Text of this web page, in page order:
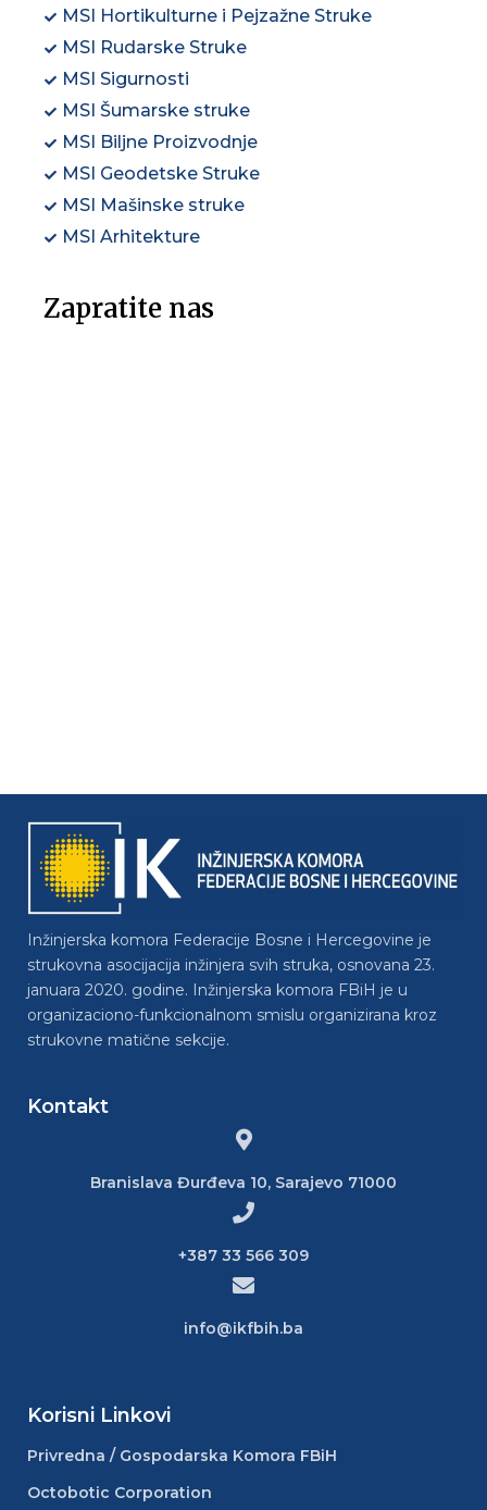
MSI Hortikulturne i Pejzažne Struke
MSI Rudarske Struke
MSI Sigurnosti
MSI Šumarske struke
MSI Biljne Proizvodnje
MSI Geodetske Struke
MSI Mašinske struke
MSI Arhitekture
Zapratite nas
Inžinjerska komora Federacije Bosne i Hercegovine je
strukovna asocijacija inžinjera svih struka, osnovana 23.
januara 2020. godine. Inžinjerska komora FBiH je u
organizaciono-funkcionalnom smislu organizirana kroz
strukovne matične sekcije.
Kontakt
Branislava Đurđeva 10, Sarajevo 71000
+387 33 566 309
info@ikfbih.ba
Korisni Linkovi
Privredna / Gospodarska Komora FBiH
Octobotic Corporation